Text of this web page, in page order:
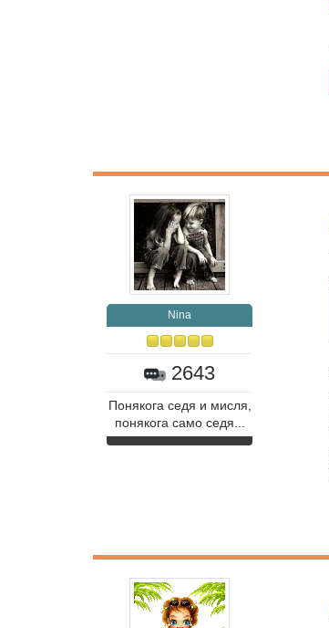
Nina
2643
Понякога седя и мисля,
понякога само седя...